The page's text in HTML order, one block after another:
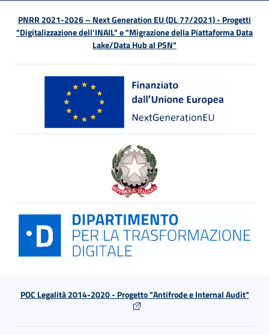
PNRR 2021-2026 – Next Generation EU (DL 77/2021) - Progetti
"Digitalizzazione dell’INAIL" e "Migrazione della Piattaforma Data
Lake/Data Hub al PSN"
POC Legalità 2014-2020 - Progetto "Antifrode e Internal Audit"